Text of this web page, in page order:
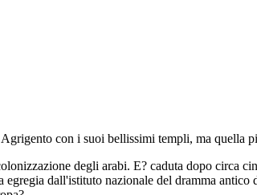
con i suoi bellissimi templi, ma quella
degli arabi. E? caduta dopo circa
dall'istituto nazionale del dramma